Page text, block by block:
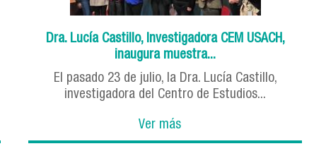
Dra. Lucía Castillo, Investigadora CEM USACH,
inaugura muestra...
El pasado 23 de julio, la Dra. Lucía Castillo,
investigadora del Centro de Estudios...
Ver más